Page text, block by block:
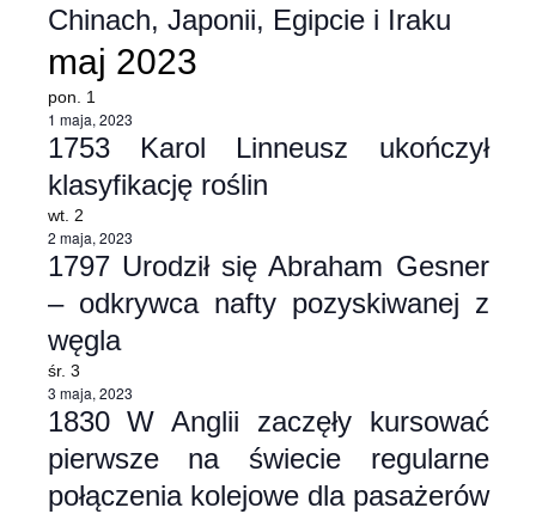
Chinach, Japonii, Egipcie i Iraku
maj 2023
pon. 1
1 maja, 2023
1753 Karol Linneusz ukończył
klasyfikację roślin
wt. 2
2 maja, 2023
1797 Urodził się Abraham Gesner
– odkrywca nafty pozyskiwanej z
węgla
śr. 3
3 maja, 2023
1830 W Anglii zaczęły kursować
pierwsze na świecie regularne
połączenia kolejowe dla pasażerów